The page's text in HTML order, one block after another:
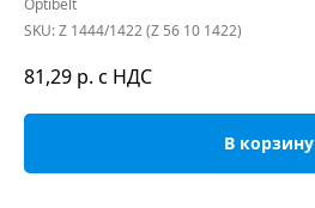
Optibelt
SKU:Z 1444/1422 (Z 56 10 1422)
81,29 р. с НДС
В корзину